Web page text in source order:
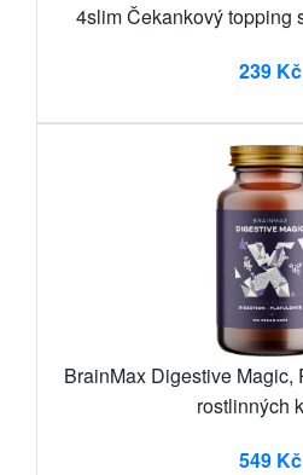
4slim Čekankový topping
239 Kč
BrainMax Digestive Magic,
rostlinných
549 Kč